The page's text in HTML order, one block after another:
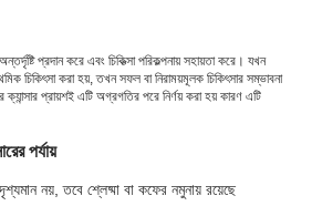
প্রদান করে এবং চিকিত্সা পরিকল্পনায় সহায়তা করে। যখন
চিকিৎসা করা হয়, তখন সফল বা নিরাময়মূলক চিকিৎসার সম্ভাবনা
প্রায়শই এটি অগ্রগতির পরে নির্ণয় করা হয় কারণ এটি
পর্যায়
নয়, তবে শ্লেষ্মা বা কফের নমুনায় রয়েছে